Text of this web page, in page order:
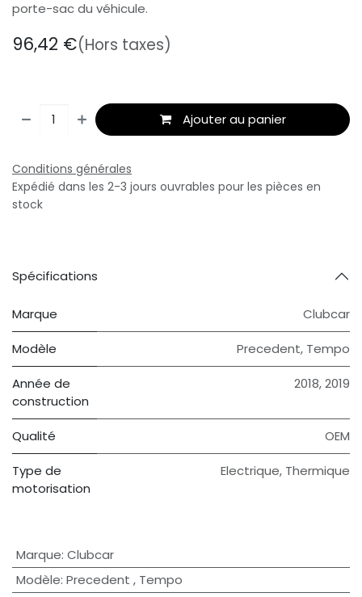
porte-sac du véhicule.
96,42 €(Hors taxes)
Ajouter au panier
Conditions générales
Expédié dans les 2-3 jours ouvrables pour les pièces en
stock
Spécifications
Marque Clubcar
Modèle Precedent, Tempo
Année de
construction
2018,2019
Qualité OEM
Type de
motorisation
Electrique, Thermique
Marque: Clubcar
Modèle: Precedent , Tempo